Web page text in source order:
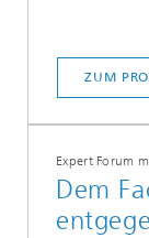
ZUM
Expert Forum
Dem